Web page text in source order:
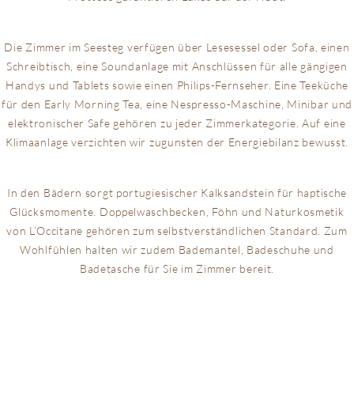
Die Zimmer im Seesteg verfügen über Lesesessel oder Sofa, einen
Schreibtisch, eine Soundanlage mit Anschlüssen für alle gängigen
Handys und Tablets sowie einen Philips-Fernseher. Eine Teeküche
für den Early Morning Tea, eine Nespresso-Maschine, Minibar und
elektronischer Safe gehören zu jeder Zimmerkategorie. Auf eine
Klimaanlage verzichten wir zugunsten der Energiebilanz bewusst.
In den Bädern sorgt portugiesischer Kalksandstein für haptische
Glücksmomente. Doppelwaschbecken, Föhn und Naturkosmetik
von L’Occitane gehören zum selbstverständlichen Standard. Zum
Wohlfühlen halten wir zudem Bademantel, Badeschuhe und
Badetasche für Sie im Zimmer bereit.